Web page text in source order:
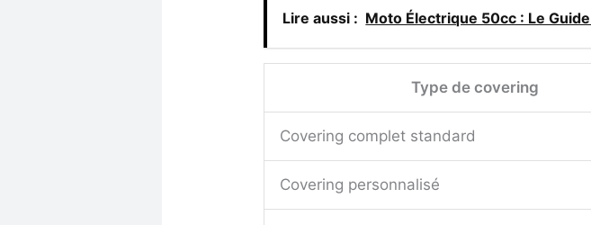
Lire aussi : Moto Électrique 50cc : Le
Type de covering
Covering complet standard
Covering personnalisé